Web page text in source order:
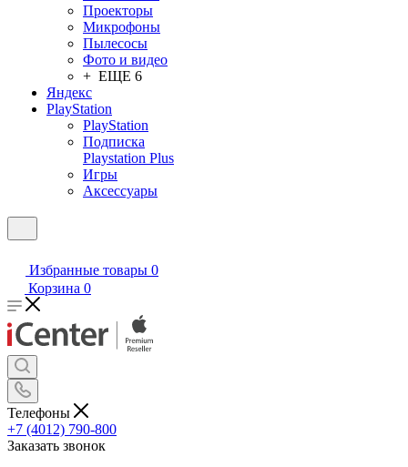
Проекторы
Микрофоны
Пылесосы
Фото и видео
+ ЕЩЕ 6
Яндекс
PlayStation
PlayStation
Подписка
Playstation Plus
Игры
Аксессуары
Избранные товары 0
Корзина 0
Телефоны
+7 (4012) 790-800
Заказать звонок